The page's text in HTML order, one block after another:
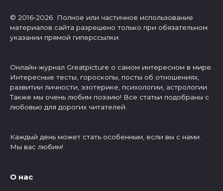
© 2016-2026 Полное или частичное использование
материалов сайта разрешено только при обязательном
указании прямой гиперссылки.
Онлайн-журнал Greatpicture о самом интересном в мире.
Интересные тесты, гороскопы, посты об отношениях,
развитии личности, эзотерике, психологии, астрологии.
Также мы очень любим поэзию! Все статьи подобраны с
любовью для дорогих читателей.
Каждый день может стать особенным, если вы с нами.
Мы вас любим!
О нас